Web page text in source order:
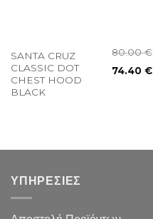
SANTA CRUZ
CLASSIC DOT
CHEST HOOD
BLACK
80.00€
74.40€
ΥΠΗΡΕΣΙΕΣ